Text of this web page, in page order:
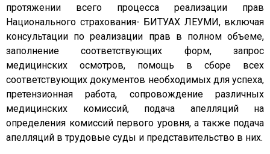
протяжении всего процесса реализации прав
Национального страхования- БИТУАХ ЛЕУМИ, включая
консультации по реализации прав в полном объеме,
заполнение соответствующих форм, запрос
медицинских осмотров, помощь в сборе всех
соответствующих документов необходимых для успеха,
претензионная работа, сопровождение различных
медицинских комиссий, подача апелляций на
определения комиссий первого уровня, а также подача
апелляций в трудовые суды и представительство в них.